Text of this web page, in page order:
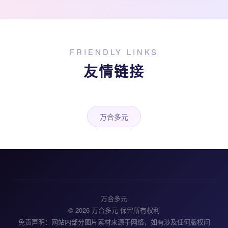
FRIENDLY LINKS
友情链接
万合多元
万合多元
© 2026 万合多元 保留所有权利
免责声明：网站内部分图片素材来源于网络，如有涉及任何版权问